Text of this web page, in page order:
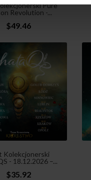
Pure
Revolution -...
$49.46
Kolekcjonerski
- 18.12.2026 –...
$35.92